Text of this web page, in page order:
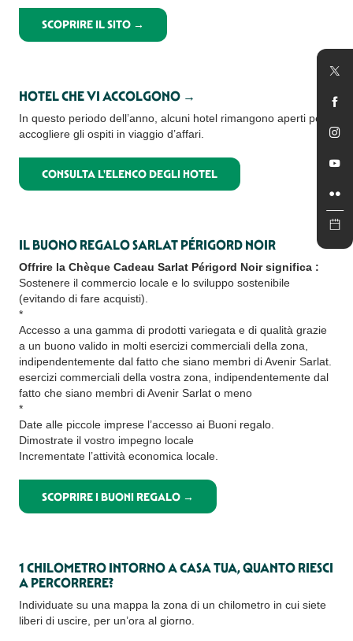
SCOPRIRE IL SITO →
HOTEL CHE VI ACCOLGONO →
In questo periodo dell’anno, alcuni hotel rimangono aperti per
accogliere gli ospiti in viaggio d’affari.
CONSULTA L'ELENCO DEGLI HOTEL
IL BUONO REGALO SARLAT PÉRIGORD NOIR
Offrire la Chèque Cadeau Sarlat Périgord Noir significa :
Sostenere il commercio locale e lo sviluppo sostenibile
(evitando di fare acquisti).
*
Accesso a una gamma di prodotti variegata e di qualità grazie
a un buono valido in molti esercizi commerciali della zona,
indipendentemente dal fatto che siano membri di Avenir Sarlat.
esercizi commerciali della vostra zona, indipendentemente dal
fatto che siano membri di Avenir Sarlat o meno
*
Date alle piccole imprese l’accesso ai Buoni regalo.
Dimostrate il vostro impegno locale
Incrementate l’attività economica locale.
SCOPRIRE I BUONI REGALO →
1 CHILOMETRO INTORNO A CASA TUA, QUANTO RIESCI
A PERCORRERE?
Individuate su una mappa la zona di un chilometro in cui siete
liberi di uscire, per un’ora al giorno.